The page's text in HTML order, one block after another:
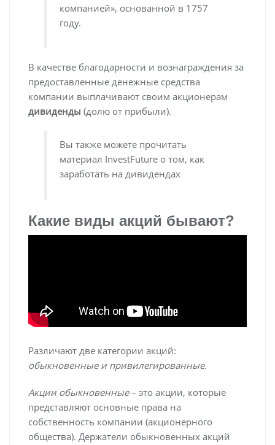
компанией», основанной в 1757
году.
В качестве благодарности и вознаграждения за
предоставленные денежные средства
компании выплачивают своим акционерам
дивиденды (долю от прибыли).
Вы также можете прочитать
материал InvestFuture о том, как
заработать на дивидендах
Какие виды акций бывают?
Различают две категории акций:
обыкновенные и привилегированные.
Акции обыкновенные– это акции, которые
представляют основные права на
собственность компании (акционерного
общества). Держатели обыкновенных акций